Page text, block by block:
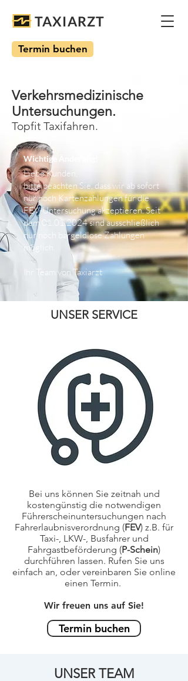
TAXIARZT
Termin buchen
Verkehrsmedizinische
Untersuchungen.
Topfit Taxifahren.
Wichtige Änderung!
Liebe Kunden,
bitte beachten Sie, dass wir ab sofort
nur noch Kartenzahlungen für die
FEV-Untersuchung akzeptieren. Seit
dem 01.01.2024sind ausschließlich
nur noch bargeldlose Zahlungen
möglich.
Ihr Team von Taxiarzt
UNSER SERVICE
Bei uns können Sie zeitnah und
kostengünstig die notwendigen
Führerscheinuntersuchungen nach
Fahrerlaubnisverordnung (FEV) z.B. für
Taxi-, LKW-, Busfahrer und
Fahrgastbeförderung (P-Schein)
durchführen lassen. Rufen Sie uns
einfach an, oder vereinbaren Sie online
einen Termin.
Wir freuen uns auf Sie!
Termin buchen
UNSER TEAM